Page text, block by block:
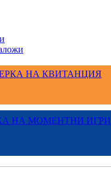
НА КВИТАНЦИЯ
НА МОМЕНТНИ ИГРИ